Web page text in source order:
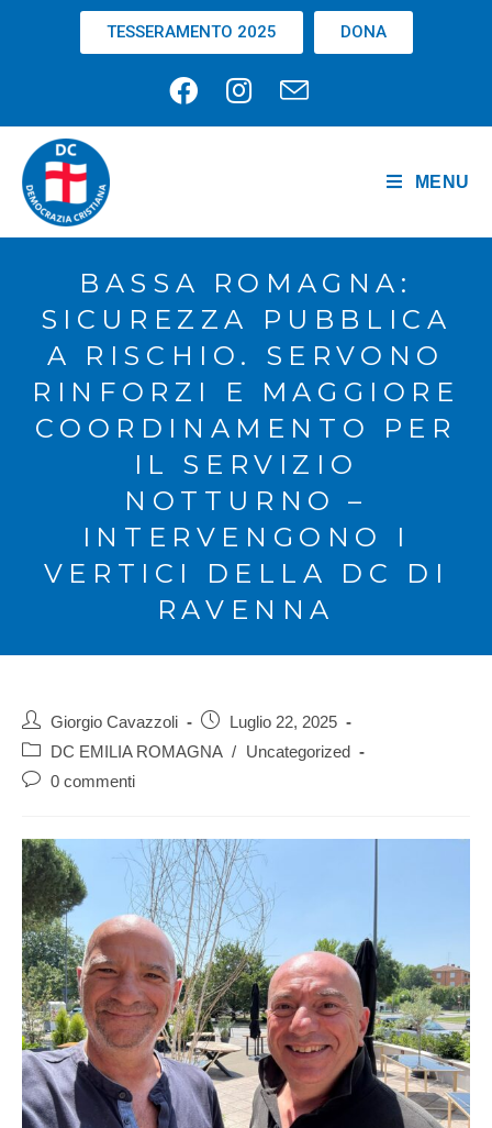
TESSERAMENTO 2025 DONA
MENU
BASSA ROMAGNA:
SICUREZZA PUBBLICA
A RISCHIO. SERVONO
RINFORZI E MAGGIORE
COORDINAMENTO PER
IL SERVIZIO
NOTTURNO –
INTERVENGONO I
VERTICI DELLA DC DI
RAVENNA
Giorgio Cavazzoli
Luglio 22, 2025
DC EMILIA ROMAGNA /
Uncategorized
0 commenti